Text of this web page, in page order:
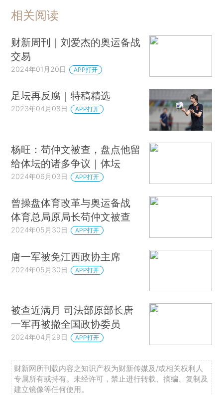
相关阅读
财新周刊｜刘爱杰的奥运备战
交易
2024年01月20日 APP打开
足坛再反腐｜特稿精选
2023年04月08日 APP打开
杨旺：苟仲文被查，盘点他留
给体坛的诸多争议｜体坛
2024年06月03日 APP打开
曾操盘体育改革与奥运备战
体育总局原局长苟仲文被查
2024年05月30日 APP打开
唐一军被免江西政协主席
2024年05月30日 APP打开
被查近满月 司法部原部长唐
一军再被撤全国政协委员
2024年04月29日 APP打开
财新网所刊载内容之知识产权为财新传媒及/或相关权利人
专属所有或持有。未经许可，禁止进行转载、摘编、复制及
建立镜像等任何使用。